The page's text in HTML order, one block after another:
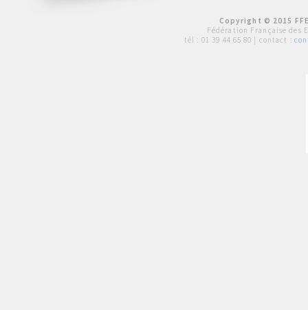
Copyright © 2015
Fédération Française des
tél : 01 39 44 65 80 | contact :